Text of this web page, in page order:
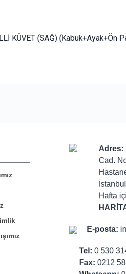
KÜVET (SAĞ) (Kabuk+Ayak+Ön
yorumu siz yapın!
Yaz
Adres:
Cad.
İstanbul
Hafta
E-posta:
Tel: 0 530
Fax: 0212